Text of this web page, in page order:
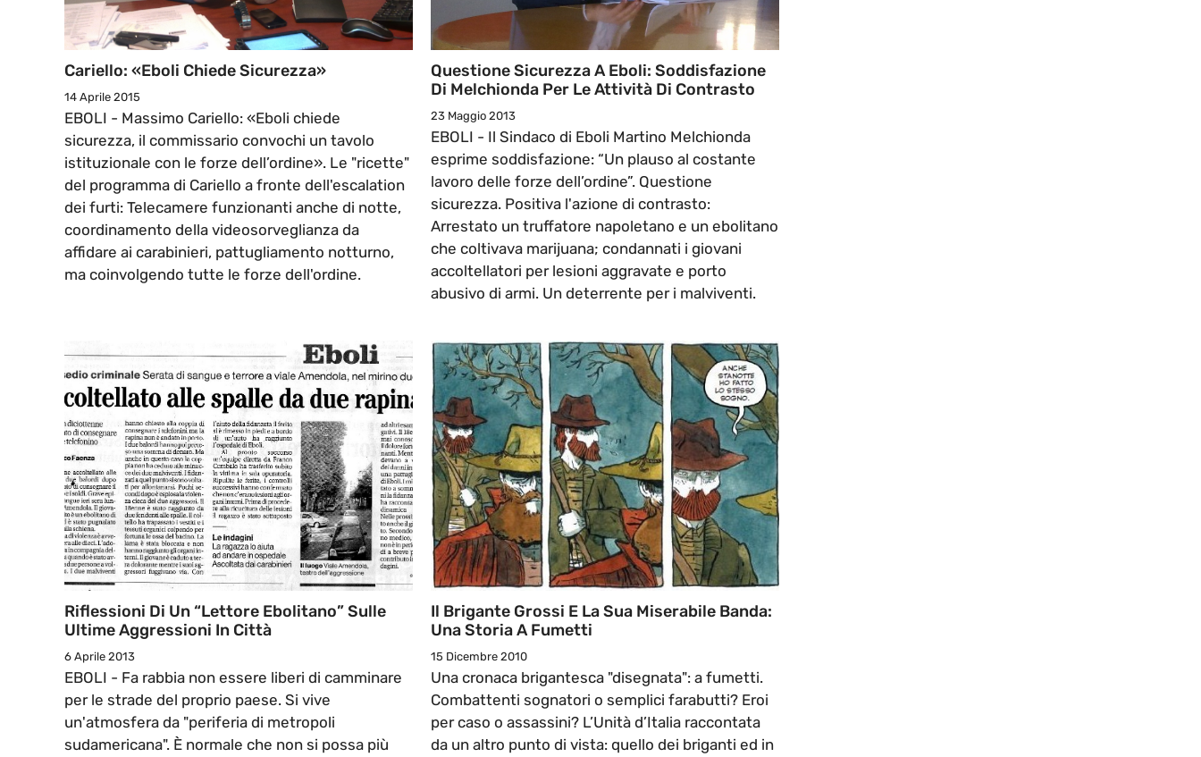
Cariello: «Eboli Chiede Sicurezza»
14 Aprile 2015
EBOLI - Massimo Cariello: «Eboli chiede
sicurezza, il commissario convochi un tavolo
istituzionale con le forze dell’ordine». Le "ricette"
del programma di Cariello a fronte dell'escalation
dei furti: Telecamere funzionanti anche di notte,
coordinamento della videosorveglianza da
affidare ai carabinieri, pattugliamento notturno,
ma coinvolgendo tutte le forze dell'ordine.
Questione Sicurezza A Eboli: Soddisfazione
Di Melchionda Per Le Attività Di Contrasto
23 Maggio 2013
EBOLI - Il Sindaco di Eboli Martino Melchionda
esprime soddisfazione: “Un plauso al costante
lavoro delle forze dell’ordine”. Questione
sicurezza. Positiva l'azione di contrasto:
Arrestato un truffatore napoletano e un ebolitano
che coltivava marijuana; condannati i giovani
accoltellatori per lesioni aggravate e porto
abusivo di armi. Un deterrente per i malviventi.
Riflessioni Di Un “Lettore Ebolitano” Sulle
Ultime Aggressioni In Città
6 Aprile 2013
EBOLI - Fa rabbia non essere liberi di camminare
per le strade del proprio paese. Si vive
un'atmosfera da "periferia di metropoli
sudamericana". È normale che non si possa più
Il Brigante Grossi E La Sua Miserabile Banda:
Una Storia A Fumetti
15 Dicembre 2010
Una cronaca brigantesca "disegnata": a fumetti.
Combattenti sognatori o semplici farabutti? Eroi
per caso o assassini? L’Unità d’Italia raccontata
da un altro punto di vista: quello dei briganti ed in